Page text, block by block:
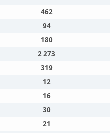
462
94
180
2 273
319
12
16
30
21